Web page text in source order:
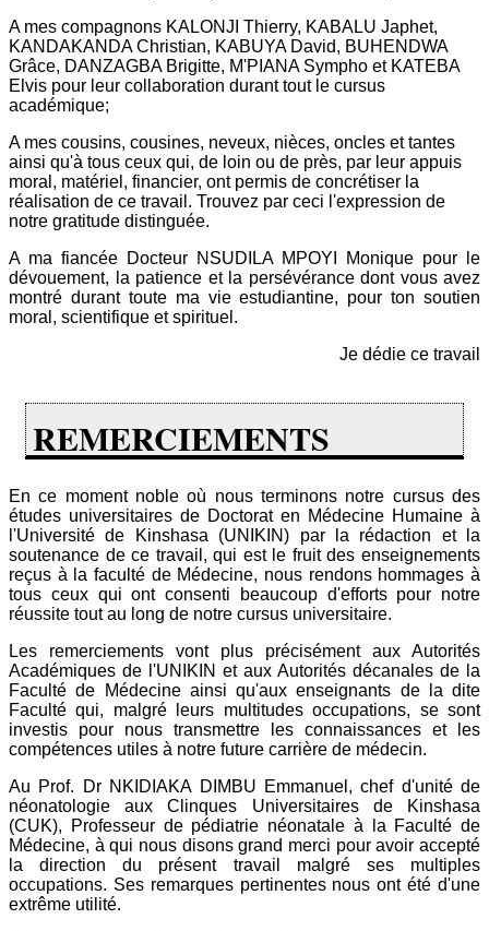
A mes compagnons KALONJI Thierry, KABALU Japhet,
KANDAKANDA Christian, KABUYA David, BUHENDWA
Grâce, DANZAGBA Brigitte, M'PIANA Sympho et KATEBA
Elvis pour leur collaboration durant tout le cursus
académique;
A mes cousins, cousines, neveux, nièces, oncles et tantes
ainsi qu'à tous ceux qui, de loin ou de près, par leur appuis
moral, matériel, financier, ont permis de concrétiser la
réalisation de ce travail. Trouvez par ceci l'expression de
notre gratitude distinguée.
A ma fiancée Docteur NSUDILA MPOYI Monique pour le
dévouement, la patience et la persévérance dont vous avez
montré durant toute ma vie estudiantine, pour ton soutien
moral, scientifique et spirituel.
Je dédie ce travail
REMERCIEMENTS
En ce moment noble où nous terminons notre cursus des
études universitaires de Doctorat en Médecine Humaine à
l'Université de Kinshasa (UNIKIN) par la rédaction et la
soutenance de ce travail, qui est le fruit des enseignements
reçus à la faculté de Médecine, nous rendons hommages à
tous ceux qui ont consenti beaucoup d'efforts pour notre
réussite tout au long de notre cursus universitaire.
Les remerciements vont plus précisément aux Autorités
Académiques de l'UNIKIN et aux Autorités décanales de la
Faculté de Médecine ainsi qu'aux enseignants de la dite
Faculté qui, malgré leurs multitudes occupations, se sont
investis pour nous transmettre les connaissances et les
compétences utiles à notre future carrière de médecin.
Au Prof. Dr NKIDIAKA DIMBU Emmanuel, chef d'unité de
néonatologie aux Clinques Universitaires de Kinshasa
(CUK), Professeur de pédiatrie néonatale à la Faculté de
Médecine, à qui nous disons grand merci pour avoir accepté
la direction du présent travail malgré ses multiples
occupations. Ses remarques pertinentes nous ont été d'une
extrême utilité.